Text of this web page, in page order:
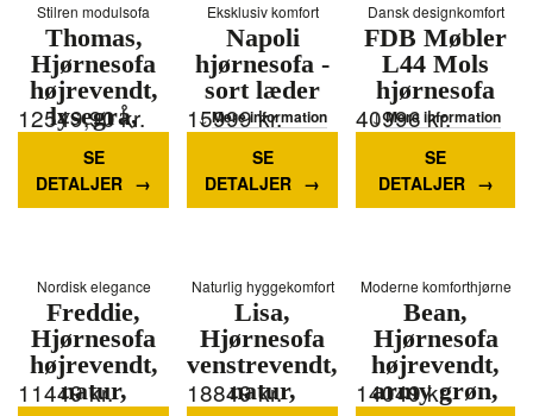
Stilren modulsofa
Thomas,
Hjørnesofa
højrevendt,
lysegrå,
H92x283x197
cm
12549,90kr.
SE
DETALJER
Mere information
Eksklusiv komfort
Napoli
hjørnesofa -
sort læder
15999kr.
SE
DETALJER
Mere information
Dansk designkomfort
FDB Møbler
L44 Mols
hjørnesofa
40996 kr.
SE
DETALJER
Mere information
Nordisk elegance
Freddie,
Hjørnesofa
højrevendt,
natur,
11449kr.
Naturlig hyggekomfort
Lisa,
Hjørnesofa
venstrevendt,
natur,
18849kr.
Moderne komforthjørne
Bean,
Hjørnesofa
højrevendt,
army grøn,
14049kr.